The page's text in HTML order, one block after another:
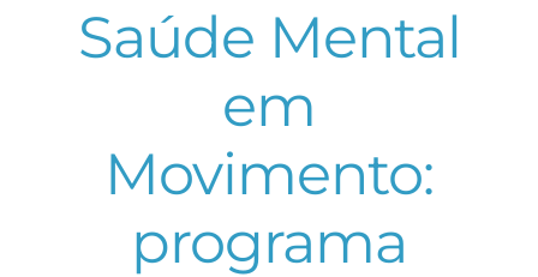
Saúde Mental
em
Movimento:
programa